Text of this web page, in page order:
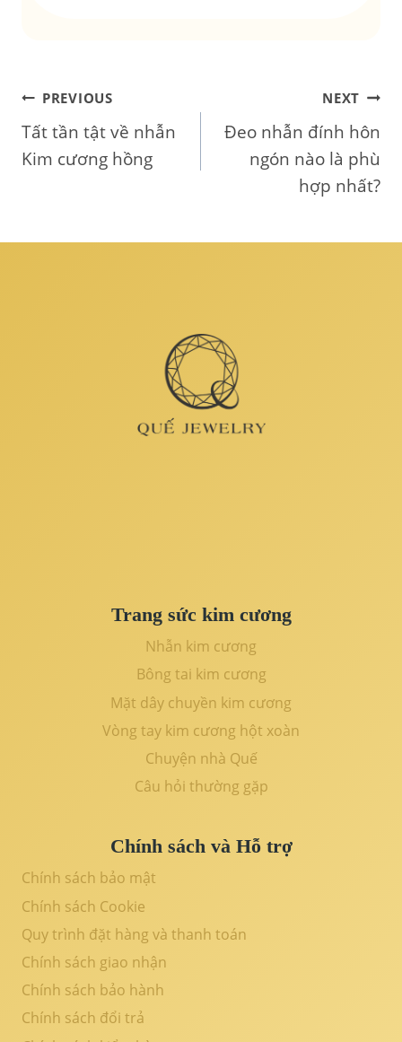
Điều
hướng
viết
PREVIOUS
Tất tần tật về nhẫn
Kim cương hồng
NEXT
Đeo nhẫn đính hôn
ngón nào là phù
hợp nhất?
Trang sức kim cương
Nhẫn kim cương
Bông tai kim cương
Mặt dây chuyền kim cương
Vòng tay kim cương hột xoàn
Chuyện nhà Quế
Câu hỏi thường gặp
Chính sách và Hỗ trợ
Chính sách bảo mật
Chính sách Cookie
Quy trình đặt hàng và thanh toán
Chính sách giao nhận
Chính sách bảo hành
Chính sách đổi trả